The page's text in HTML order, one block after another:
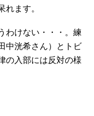
れます。
わけない・・・。練
中洸希さん）とトビ
の入部には反対の様